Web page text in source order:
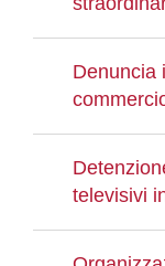
Denuncia
televisivi